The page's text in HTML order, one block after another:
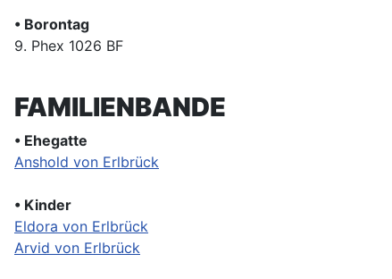
• Borontag
9. Phex 1026 BF
FAMILIENBANDE
• Ehegatte
Anshold von Erlbrück
• Kinder
Eldora von Erlbrück
Arvid von Erlbrück